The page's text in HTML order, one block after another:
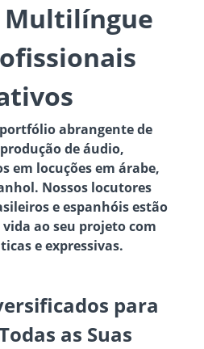
Multilíngue
abrangente de
de áudio,
em locuções em árabe,
Nossos locutores
e espanhóis estão
ao seu projeto com
e expressivas.
para
as Suas